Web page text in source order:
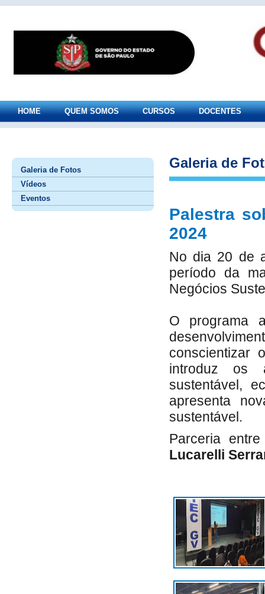
HOME QUEM SOMOS CURSOS DOCENTES
Galeria de Fotos
Vídeos
Eventos
Galeria de
Palestra
2024
No dia 20 de
período da
Negócios
O programa
conscientizar
introduz os
sustentável,
apresenta
sustentável.
Parceria
Lucarelli